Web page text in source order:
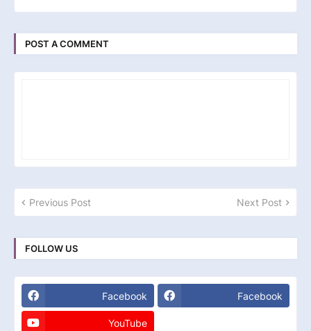
POST A COMMENT
Previous Post Next Post
FOLLOW US
Facebook Facebook
YouTube